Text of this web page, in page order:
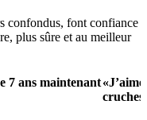
confondus, font confiance
plus sûre et au meilleur
7 ans maintenant